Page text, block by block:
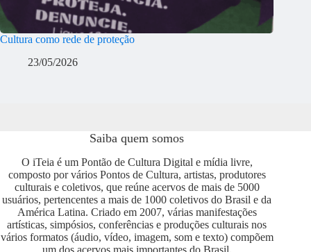
Cultura como rede de proteção
23/05/2026
Saiba quem somos
O iTeia é um Pontão de Cultura Digital e mídia livre,
composto por vários Pontos de Cultura, artistas, produtores
culturais e coletivos, que reúne acervos de mais de 5000
usuários, pertencentes a mais de 1000 coletivos do Brasil e da
América Latina. Criado em 2007, várias manifestações
artísticas, simpósios, conferências e produções culturais nos
vários formatos (áudio, vídeo, imagem, som e texto) compõem
um dos acervos mais importantes do Brasil.